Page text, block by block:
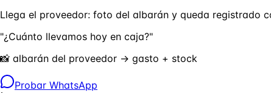
Llega el proveedor: foto del albarán y queda registrado
"¿Cuánto llevamos hoy en caja?"
📸 albarán del proveedor → gasto + stock
Probar WhatsApp